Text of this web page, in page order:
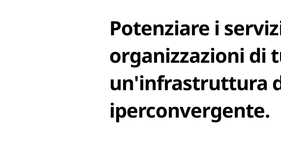
Potenziare i
organizzazioni di
un'infrastruttura
iperconvergente.